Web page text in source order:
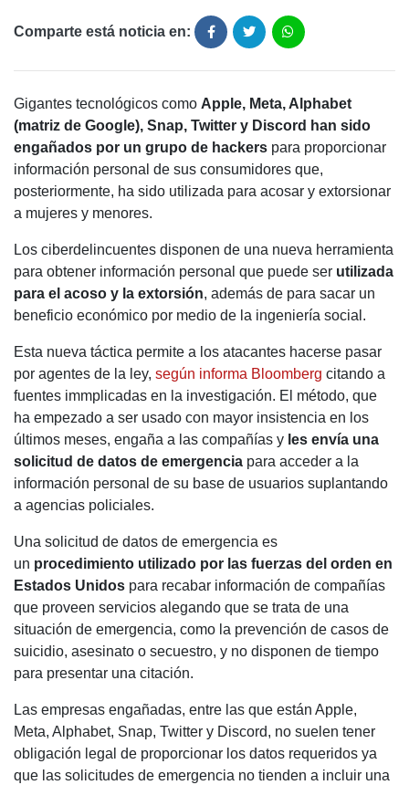
Comparte está noticia en:
Gigantes tecnológicos como Apple, Meta, Alphabet
(matriz de Google), Snap, Twitter y Discord han sido
engañados por un grupo de hackers para proporcionar
información personal de sus consumidores que,
posteriormente, ha sido utilizada para acosar y extorsionar
a mujeres y menores.
Los ciberdelincuentes disponen de una nueva herramienta
para obtener información personal que puede ser utilizada
para el acoso y la extorsión, además de para sacar un
beneficio económico por medio de la ingeniería social.
Esta nueva táctica permite a los atacantes hacerse pasar
por agentes de la ley, según informa Bloomberg citando a
fuentes immplicadas en la investigación. El método, que
ha empezado a ser usado con mayor insistencia en los
últimos meses, engaña a las compañías y les envía una
solicitud de datos de emergencia para acceder a la
información personal de su base de usuarios suplantando
a agencias policiales.
Una solicitud de datos de emergencia es
un procedimiento utilizado por las fuerzas del orden en
Estados Unidos para recabar información de compañías
que proveen servicios alegando que se trata de una
situación de emergencia, como la prevención de casos de
suicidio, asesinato o secuestro, y no disponen de tiempo
para presentar una citación.
Las empresas engañadas, entre las que están Apple,
Meta, Alphabet, Snap, Twitter y Discord, no suelen tener
obligación legal de proporcionar los datos requeridos ya
que las solicitudes de emergencia no tienden a incluir una